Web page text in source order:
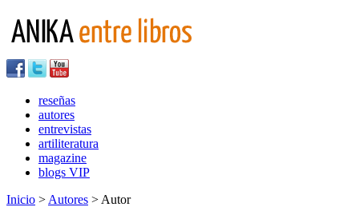
reseñas
autores
entrevistas
artiliteratura
magazine
blogs VIP
Inicio > Autores > Autor